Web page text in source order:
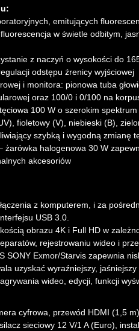
emitujących
w świetle odbitym,
z naczyń o wysokości do
odstępu źrenicy wyjściowej
i monitora: pionowa tuba
oraz 100/0 i 0/100 na
100 W o szerokim spektrum
fioletowy (V), niebieski (B),
szybką i wygodną zmianę
żarówka halogenowa 30 W
akcesoriów
z komputerem, i za
USB 3.0.
obrazu 4K i Full HD w
rejestrowaniu wideo i
SONY Exmor/Starvis zapewnia
uzyskać wyraźniejszy,
wideo, edycji, funkcji
cyfrowa, przewód HDMI (1,5
sieciowy 12 V/1 A (Euro),